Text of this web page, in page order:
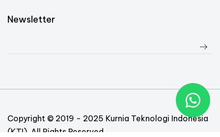
Newsletter
Copyright © 2019 - 2025 Kurnia Teknologi Indonesia
(KTI). All Rights Reserved